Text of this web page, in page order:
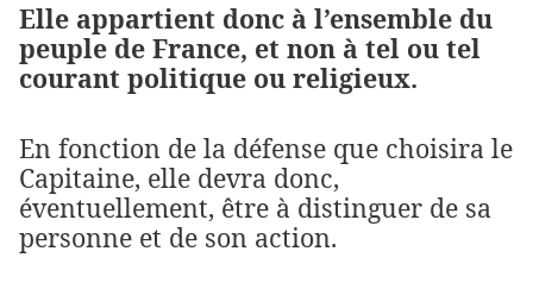
Elle appartient donc à l’ensemble du
peuple de France, et non à tel ou tel
courant politique ou religieux.
En fonction de la défense que choisira le
Capitaine, elle devra donc,
éventuellement, être à distinguer de sa
personne et de son action.